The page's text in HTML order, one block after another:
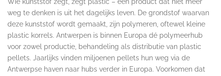
weg te denken is uit het dagelijks leven. De grondstof waarvan
deze kunststof wordt gemaakt, zijn polymeren, oftewel kleine
plastic korrels. Antwerpen is binnen Europa dé polymeerhub
voor zowel productie, behandeling als distributie van plastic
pellets. Jaarlijks vinden miljoenen pellets hun weg via de
Antwerpse haven naar hubs verder in Europa. Voorkomen dat